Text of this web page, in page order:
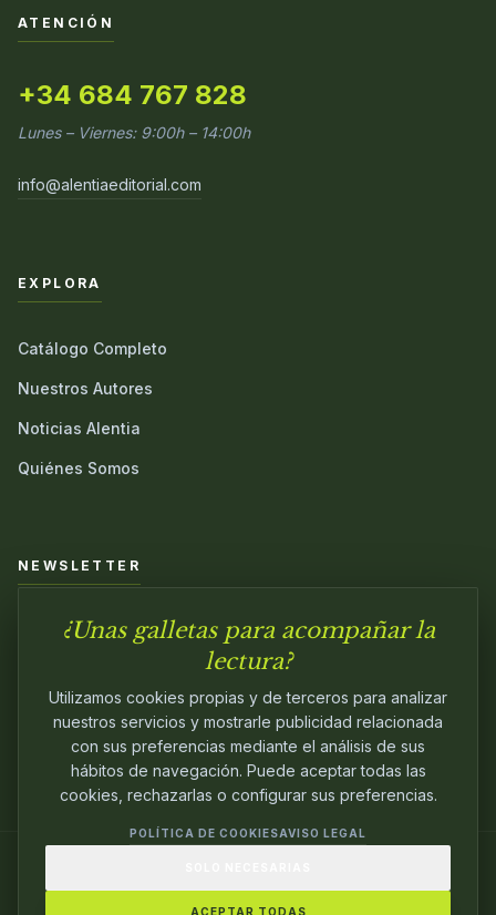
ATENCIÓN
+34 684 767 828
Lunes – Viernes: 9:00h – 14:00h
info@alentiaeditorial.com
EXPLORA
Catálogo Completo
Nuestros Autores
Noticias Alentia
Quiénes Somos
NEWSLETTER
Únete a nuestra comunidad y sé el primero en conocer las
PASIÓN.
¿Unas galletas para acompañar la
lectura?
Utilizamos cookies propias y de terceros para analizar
nuestros servicios y mostrarle publicidad relacionada
con sus preferencias mediante el análisis de sus
hábitos de navegación. Puede aceptar todas las
cookies, rechazarlas o configurar sus preferencias.
POLÍTICA DE COOKIESAVISO LEGAL
ACEPTAR TODAS